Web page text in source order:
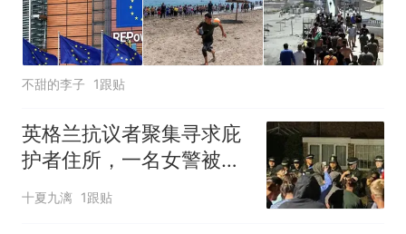
不甜的李子 1跟贴
英格兰抗议者聚集寻求庇
护者住所，一名女警被严
重咬伤，皮肤破裂
十夏九漓 1跟贴